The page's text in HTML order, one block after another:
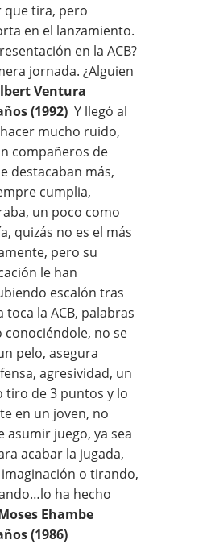
que tira, pero
en el lanzamiento.
en la ACB?
jornada. ¿Alguien
Ventura
(1992) Y llegó al
mucho ruido,
compañeros de
destacaban más,
cumplia,
un poco como
quizás no es el más
pero su
le han
escalón tras
toca la ACB, palabras
conociéndole, no se
pelo, asegura
agresividad, un
tiro de 3 puntos y lo
en un joven, no
asumir juego, ya sea
acabar la jugada,
o tirando,
ha hecho
Ehambe
(1986)